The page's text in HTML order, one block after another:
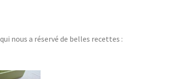
nous a réservé de belles recettes :